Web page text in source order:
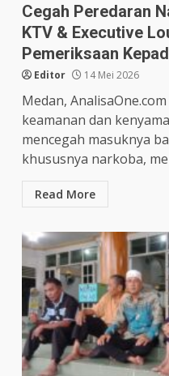
Cegah Peredaran
KTV & Executive
Pemeriksaan
Editor 14 Mei 2026
Medan,
keamanan dan
mencegah masuknya
khususnya narkoba,
Read More